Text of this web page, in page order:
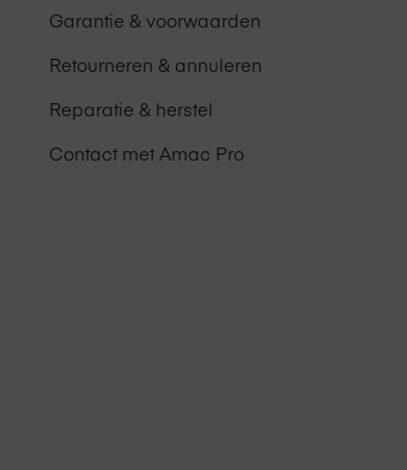
Garantie & voorwaarden
Retourneren & annuleren
Reparatie & herstel
Contact met Amac Pro